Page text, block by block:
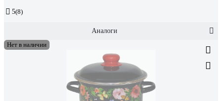
5(8)
Аналоги
Нет в наличии